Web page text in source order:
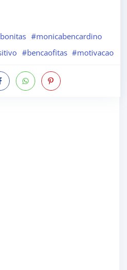
#monicabencardino
#bencaofitas #motivacao